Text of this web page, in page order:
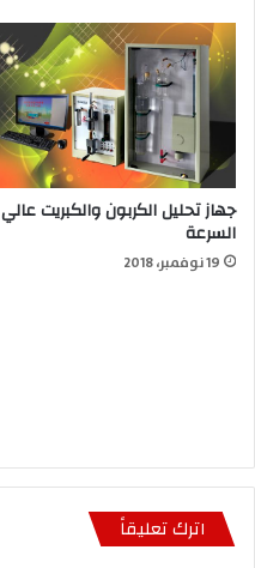
جهاز تحليل الكربون والكبريت عالي
السرعة
19 نوفمبر، 2018
اترك تعليقاً